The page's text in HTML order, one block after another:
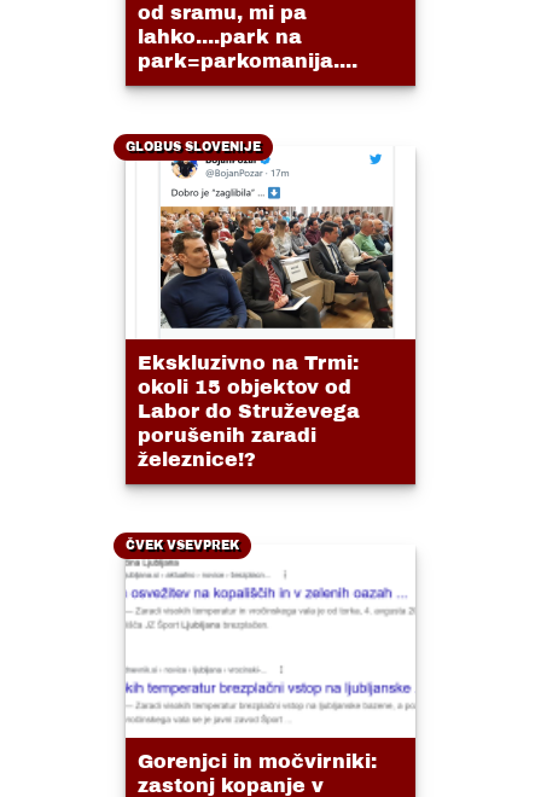
od sramu, mi pa
lahko....park na
park=parkomanija....
GLOBUS SLOVENIJE
Ekskluzivno na Trmi:
okoli 15 objektov od
Labor do Struževega
porušenih zaradi
železnice!?
ČVEK VSEVPREK
Gorenjci in močvirniki:
zastonj kopanje v